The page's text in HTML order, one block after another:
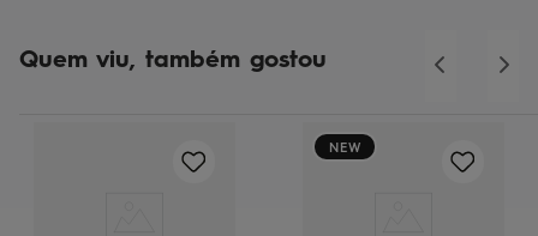
Quem viu, também gostou
NEW